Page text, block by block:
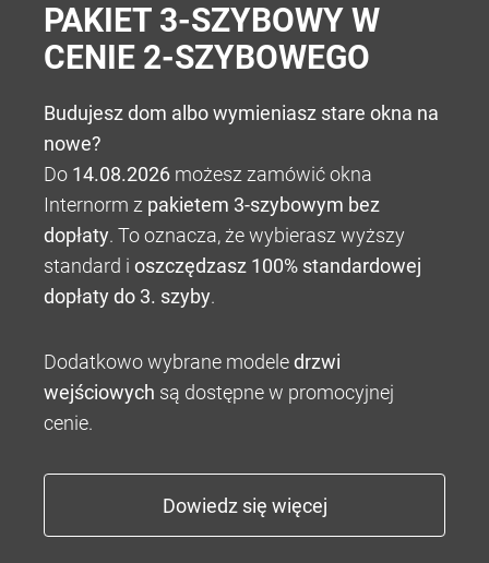
PAKIET 3-SZYBOWY W
CENIE 2-SZYBOWEGO
Budujesz dom albo wymieniasz stare okna na
nowe?
Do 14.08.2026 możesz zamówić okna
Internorm z pakietem 3-szybowym bez
dopłaty. To oznacza, że wybierasz wyższy
standard i oszczędzasz 100% standardowej
dopłaty do 3. szyby.
Dodatkowo wybrane modeledrzwi
wejściowych są dostępne w promocyjnej
cenie.